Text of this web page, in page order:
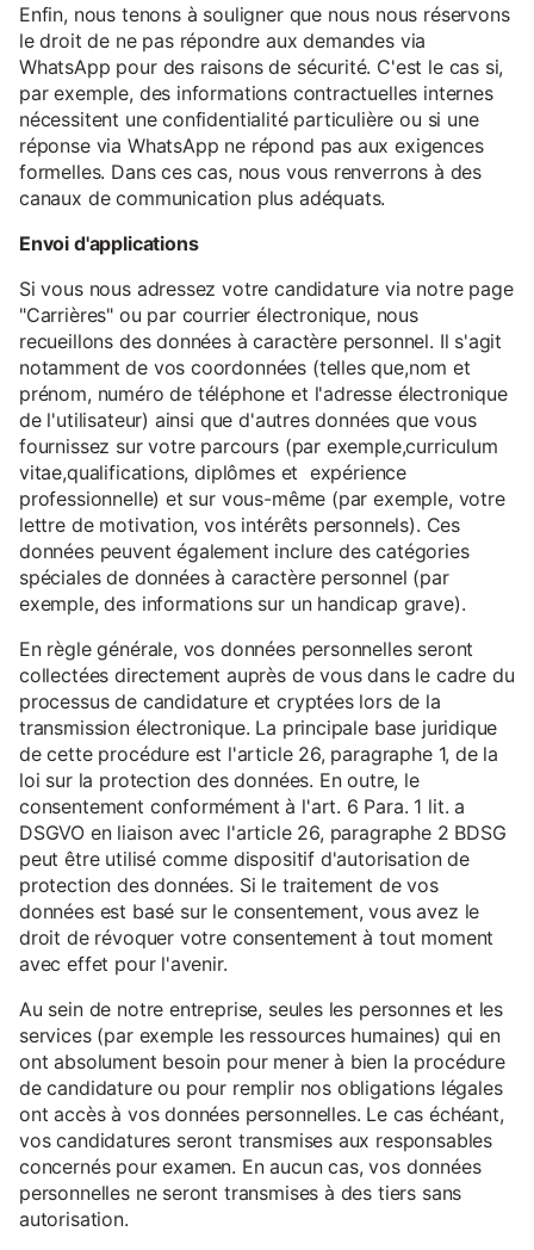
Enfin, nous tenons à souligner que nous nous réservons
le droit de ne pas répondre aux demandes via
WhatsApp pour des raisons de sécurité. C'est le cas si,
par exemple, des informations contractuelles internes
nécessitent une confidentialité particulière ou si une
réponse via WhatsApp ne répond pas aux exigences
formelles. Dans ces cas, nous vous renverrons à des
canaux de communication plus adéquats.
Envoi d'applications
Si vous nous adressez votre candidature via notre page
"Carrières" ou par courrier électronique, nous
recueillons des données à caractère personnel. Il s'agit
notamment de vos coordonnées (telles que,nom et
prénom, numéro de téléphone et l'adresse électronique
de l'utilisateur) ainsi que d'autres données que vous
fournissez sur votre parcours (par exemple,curriculum
vitae,qualifications, diplômes et expérience
professionnelle) et sur vous-même (par exemple, votre
lettre de motivation, vos intérêts personnels). Ces
données peuvent également inclure des catégories
spéciales de données à caractère personnel (par
exemple, des informations sur un handicap grave).
En règle générale, vos données personnelles seront
collectées directement auprès de vous dans le cadre du
processus de candidature et cryptées lors de la
transmission électronique. La principale base juridique
de cette procédure est l'article 26, paragraphe 1, de la
loi sur la protection des données. En outre, le
consentement conformément à l'art. 6 Para. 1 lit. a
DSGVO en liaison avec l'article 26, paragraphe 2 BDSG
peut être utilisé comme dispositif d'autorisation de
protection des données. Si le traitement de vos
données est basé sur le consentement, vous avez le
droit de révoquer votre consentement à tout moment
avec effet pour l'avenir.
Au sein de notre entreprise, seules les personnes et les
services (par exemple les ressources humaines) qui en
ont absolument besoin pour mener à bien la procédure
de candidature ou pour remplir nos obligations légales
ont accès à vos données personnelles. Le cas échéant,
vos candidatures seront transmises aux responsables
concernés pour examen. En aucun cas, vos données
personnelles ne seront transmises à des tiers sans
autorisation.